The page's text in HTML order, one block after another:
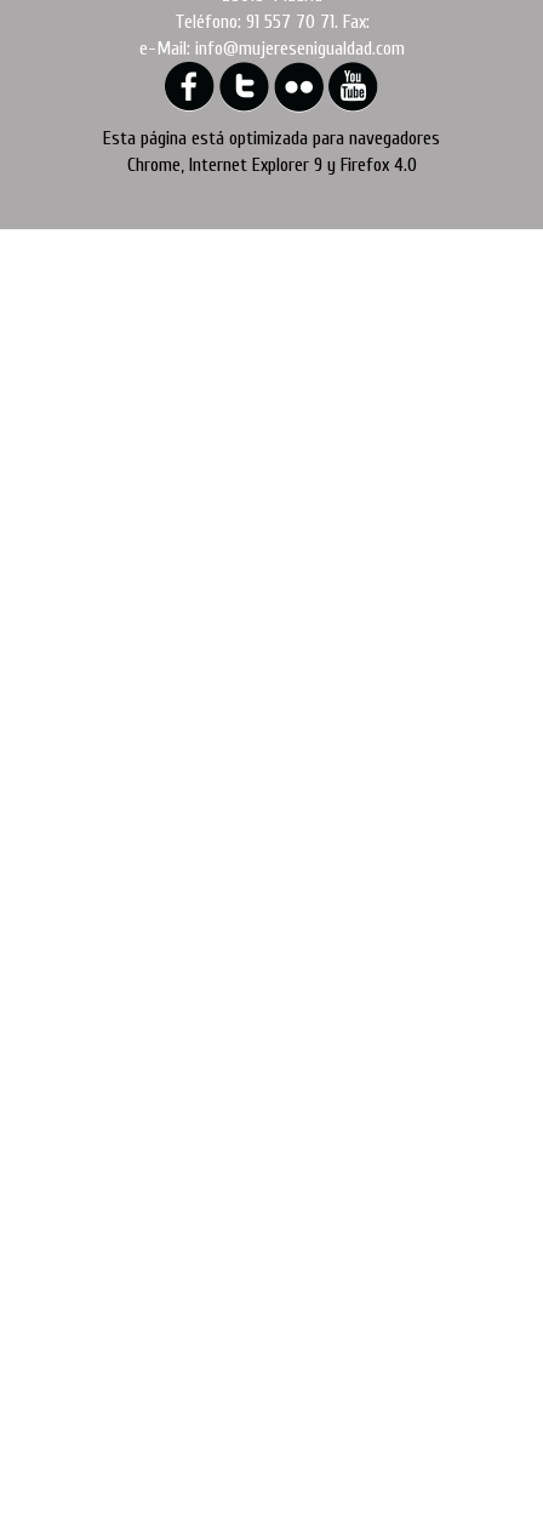
Teléfono: 91 557 70 71. Fax:
e-Mail: info@mujeresenigualdad.com
Esta página está optimizada para navegadores
Chrome, Internet Explorer 9 y Firefox 4.0